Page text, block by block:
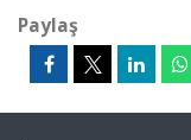
Paylaş